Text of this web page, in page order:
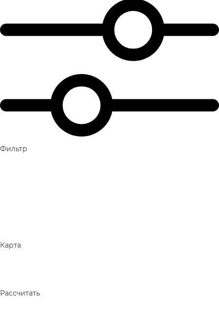
Фильтр
Карта
Рассчитать